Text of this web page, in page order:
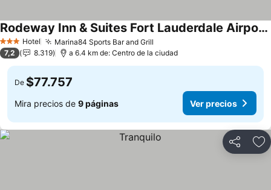
3 Estrellas
Hotel Marina84 Sports Bar and Grill
Rodeway Inn & Suites Fort Lauderdale Airport & Cruise Port
7,2 8.319 a 6.4 km de: Centro de la ciudad
De $77.757
Mira precios de 9 páginas Ver precios
Compartir